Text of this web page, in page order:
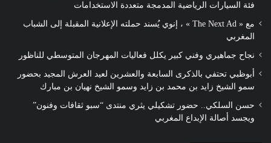
فئة السيارات الرياضية المدمجة متعددة الاستخدامات
مع « The Next Ad » ، إنوي يُسند حملته الإعلانية المقبلة إلى الشباب
المغربي
نجاح جماهيري وفني كبير يكلل فعاليات المهرجان المتوسطي للناظور
أبوظبي تحتفي بالذكرى السابعة والعشرين لعيد العرش المجيد بحضور
سمو الشيخ زايد بن محمد بن زايد وسمو الشيخ نهيان بن مبارك
حسن السلكي.. حضور تشكيلي يثري منتدى “سبو ثقافات وفنون”
ويجسد أصالة الإبداع المغربي